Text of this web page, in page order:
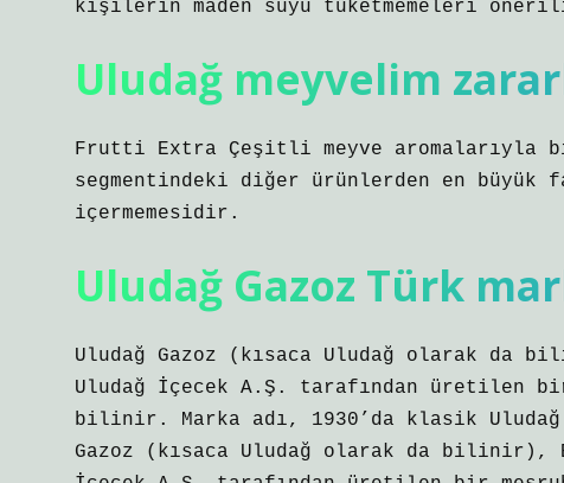
kişilerin maden suyu tüketmemeleri
Uludağ meyvelim
Frutti Extra Çeşitli meyve aromalarıyla
segmentindeki diğer ürünlerden en büyük
içermemesidir.
Uludağ Gazoz Türk
Uludağ Gazoz (kısaca Uludağ olarak
Uludağ İçecek A.Ş. tarafından üretilen
bilinir. Marka adı, 1930’da klasik
Gazoz (kısaca Uludağ olarak da bilinir),